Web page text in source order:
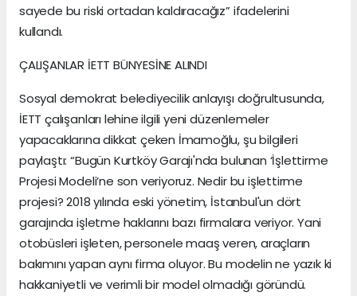
sayede bu riski ortadan kaldıracağız” ifadelerini
kullandı.
ÇALIŞANLAR İETT BÜNYESİNE ALINDI
Sosyal demokrat belediyecilik anlayışı doğrultusunda,
İETT çalışanları lehine ilgili yeni düzenlemeler
yapacaklarına dikkat çeken İmamoğlu, şu bilgileri
paylaştı: “Bugün Kurtköy Garajı'nda bulunan ‘İşlettirme
Projesi Modeli’ne son veriyoruz. Nedir bu işlettirme
projesi? 2018 yılında eski yönetim, İstanbul'un dört
garajında işletme haklarını bazı firmalara veriyor. Yani
otobüsleri işleten, personele maaş veren, araçların
bakımını yapan aynı firma oluyor. Bu modelin ne yazık ki
hakkaniyetli ve verimli bir model olmadığı göründü.